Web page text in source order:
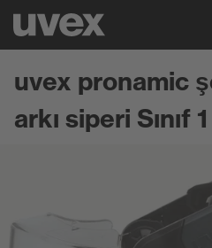
uvex pronamic
arkı siperi Sınıf 1